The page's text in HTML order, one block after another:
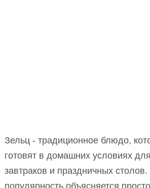
Зельц - традиционное блюдо,
готовят в домашних условиях
завтраков и праздничных столов.